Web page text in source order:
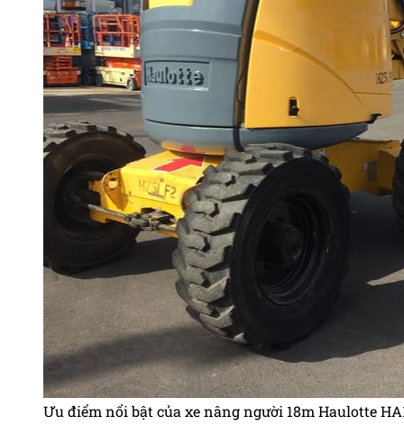
Ưu điểm nổi bật của xe nâng người 18m Haulotte